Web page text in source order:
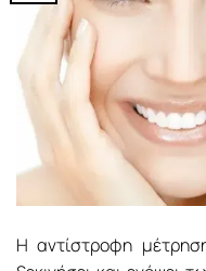
H αντίστροφη